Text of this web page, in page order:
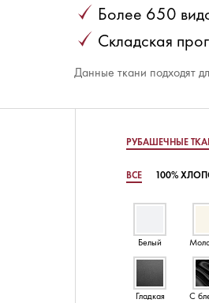
Более 650
Складская
Данные ткани подходят
РУБАШЕЧНЫЕ
ВСЕ 100%
Белый
Гладкая С